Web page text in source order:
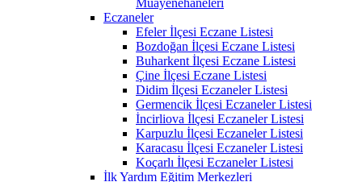
Eczaneler
Efeler İlçesi Eczane Listesi
Bozdoğan İlçesi Eczane Listesi
Buharkent İlçesi Eczane Listesi
Çine İlçesi Eczane Listesi
Didim İlçesi Eczaneler Listesi
Germencik İlçesi Eczaneler Listesi
İncirliova İlçesi Eczaneler Listesi
Karpuzlu İlçesi Eczaneler Listesi
Karacasu İlçesi Eczaneler Listesi
Koçarlı İlçesi Eczaneler Listesi
İlk Yardım Eğitim Merkezleri